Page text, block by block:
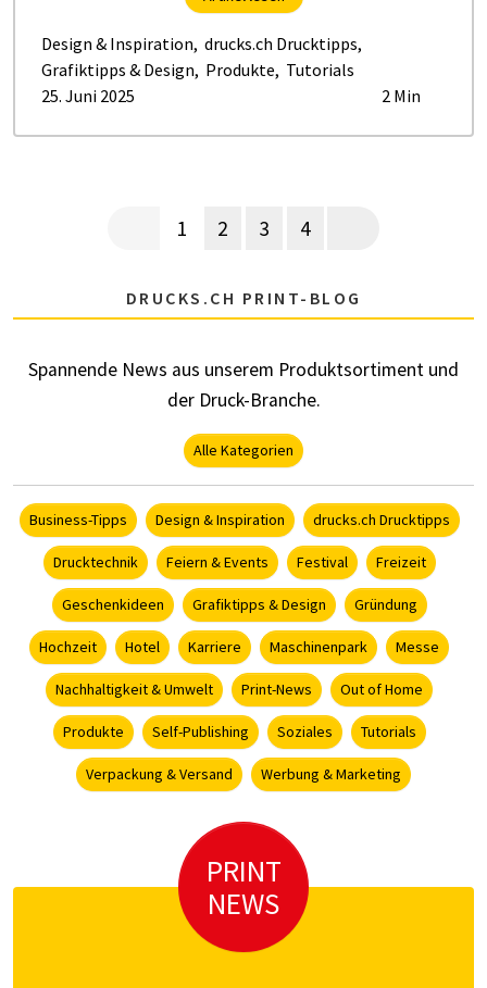
Design & Inspiration, drucks.ch Drucktipps,
Grafiktipps & Design, Produkte, Tutorials
25. Juni 2025
2 Min
Seitennummerierung
Vorherige Seite
Aktuelle Seite
1 Page
2 Page
3 Page
4
DRUCKS.CH PRINT-BLOG
Spannende News aus unserem Produktsortiment und
der Druck-Branche.
Alle Kategorien
Business-Tipps Design & Inspiration drucks.ch Drucktipps
Drucktechnik Feiern & Events Festival Freizeit
Geschenkideen Grafiktipps & Design Gründung
Hochzeit Hotel Karriere Maschinenpark Messe
Nachhaltigkeit & Umwelt Print-News Out of Home
Produkte Self-Publishing Soziales Tutorials
Verpackung & Versand Werbung & Marketing
PRINT
NEWS